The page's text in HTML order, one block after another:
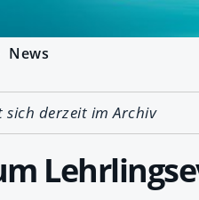
News
sich derzeit im Archiv